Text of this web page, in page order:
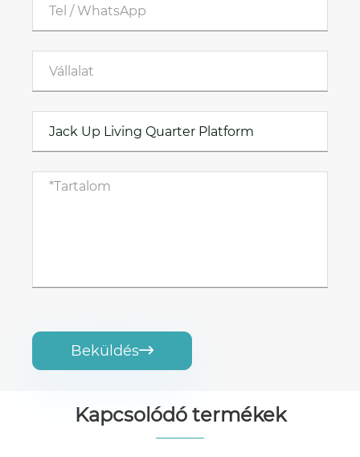
Beküldés
Kapcsolódó termékek